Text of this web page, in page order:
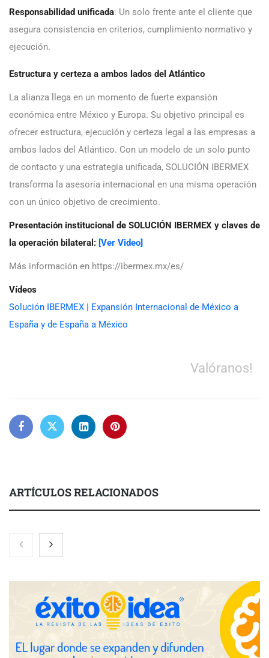
Responsabilidad unificada: Un solo frente ante el cliente que
asegura consistencia en criterios, cumplimiento normativo y
ejecución.
Estructura y certeza a ambos lados del Atlántico
La alianza llega en un momento de fuerte expansión
económica entre México y Europa. Su objetivo principal es
ofrecer estructura, ejecución y certeza legal a las empresas a
ambos lados del Atlántico. Con un modelo de un solo punto
de contacto y una estrategia unificada, SOLUCIÓN IBERMEX
transforma la asesoría internacional en una misma operación
con un único objetivo de crecimiento.
Presentación institucional de SOLUCIÓN IBERMEX y claves de
la operación bilateral: [Ver Video]
Más información en https://ibermex.mx/es/
Vídeos
Solución IBERMEX | Expansión Internacional de México a
España y de España a México
Valóranos!
ARTÍCULOS RELACIONADOS
Nicols presenta seis modelos de anillos de compromiso para el
eclipse solar del 12 de agosto
Zoomex mejora su Strategy Center con herramientas
avanzadas para trading estratégico
COMPALISS de LYSOTRIC: cuando un solo producto multiplica
las posibilidades del salón profesional